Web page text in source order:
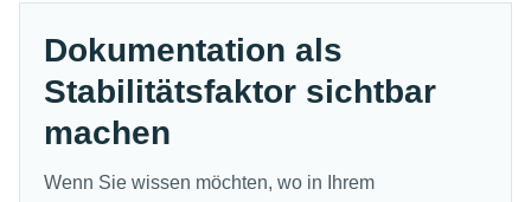
Dokumentation als
Stabilitätsfaktor sichtbar
machen
Wenn Sie wissen möchten, wo in Ihrem